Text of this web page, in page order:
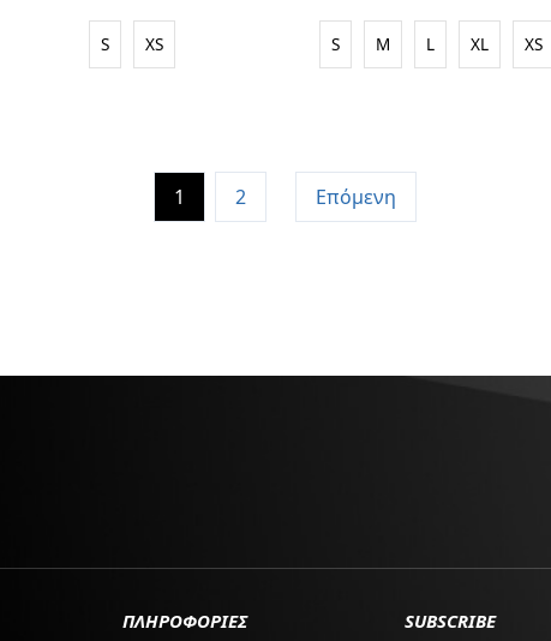
S XS S M L XL XS
1 2 Επόμενη
ΠΛΗΡΟΦΟΡΙΕΣ SUBSCRIBE